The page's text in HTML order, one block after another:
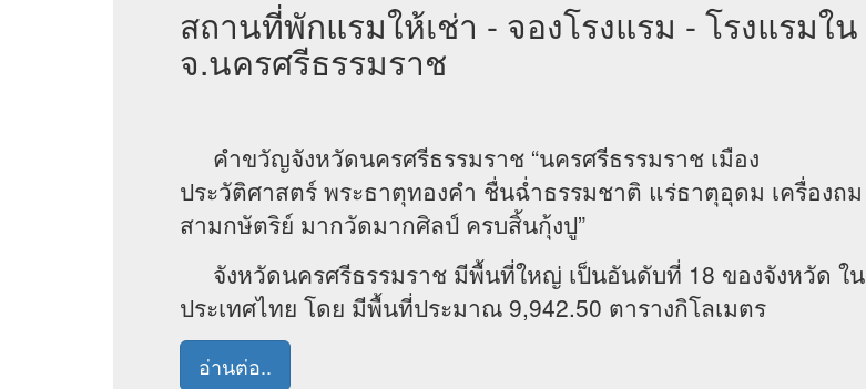
สถานที่พักแรมให้เช่า - จองโรงแรม - โรงแรมใน
จ.นครศรีธรรมราช
คำขวัญจังหวัดนครศรีธรรมราช “นครศรีธรรมราช เมือง
ประวัติศาสตร์ พระธาตุทองคำ ชื่นฉ่ำธรรมชาติ แร่ธาตุอุดม เครื่องถม
สามกษัตริย์ มากวัดมากศิลป์ ครบสิ้นกุ้งปู”
จังหวัดนครศรีธรรมราช มีพื้นที่ใหญ่ เป็นอันดับที่ 18 ของจังหวัด ใน
ประเทศไทย โดย มีพื้นที่ประมาณ 9,942.50 ตารางกิโลเมตร
อ่านต่อ..